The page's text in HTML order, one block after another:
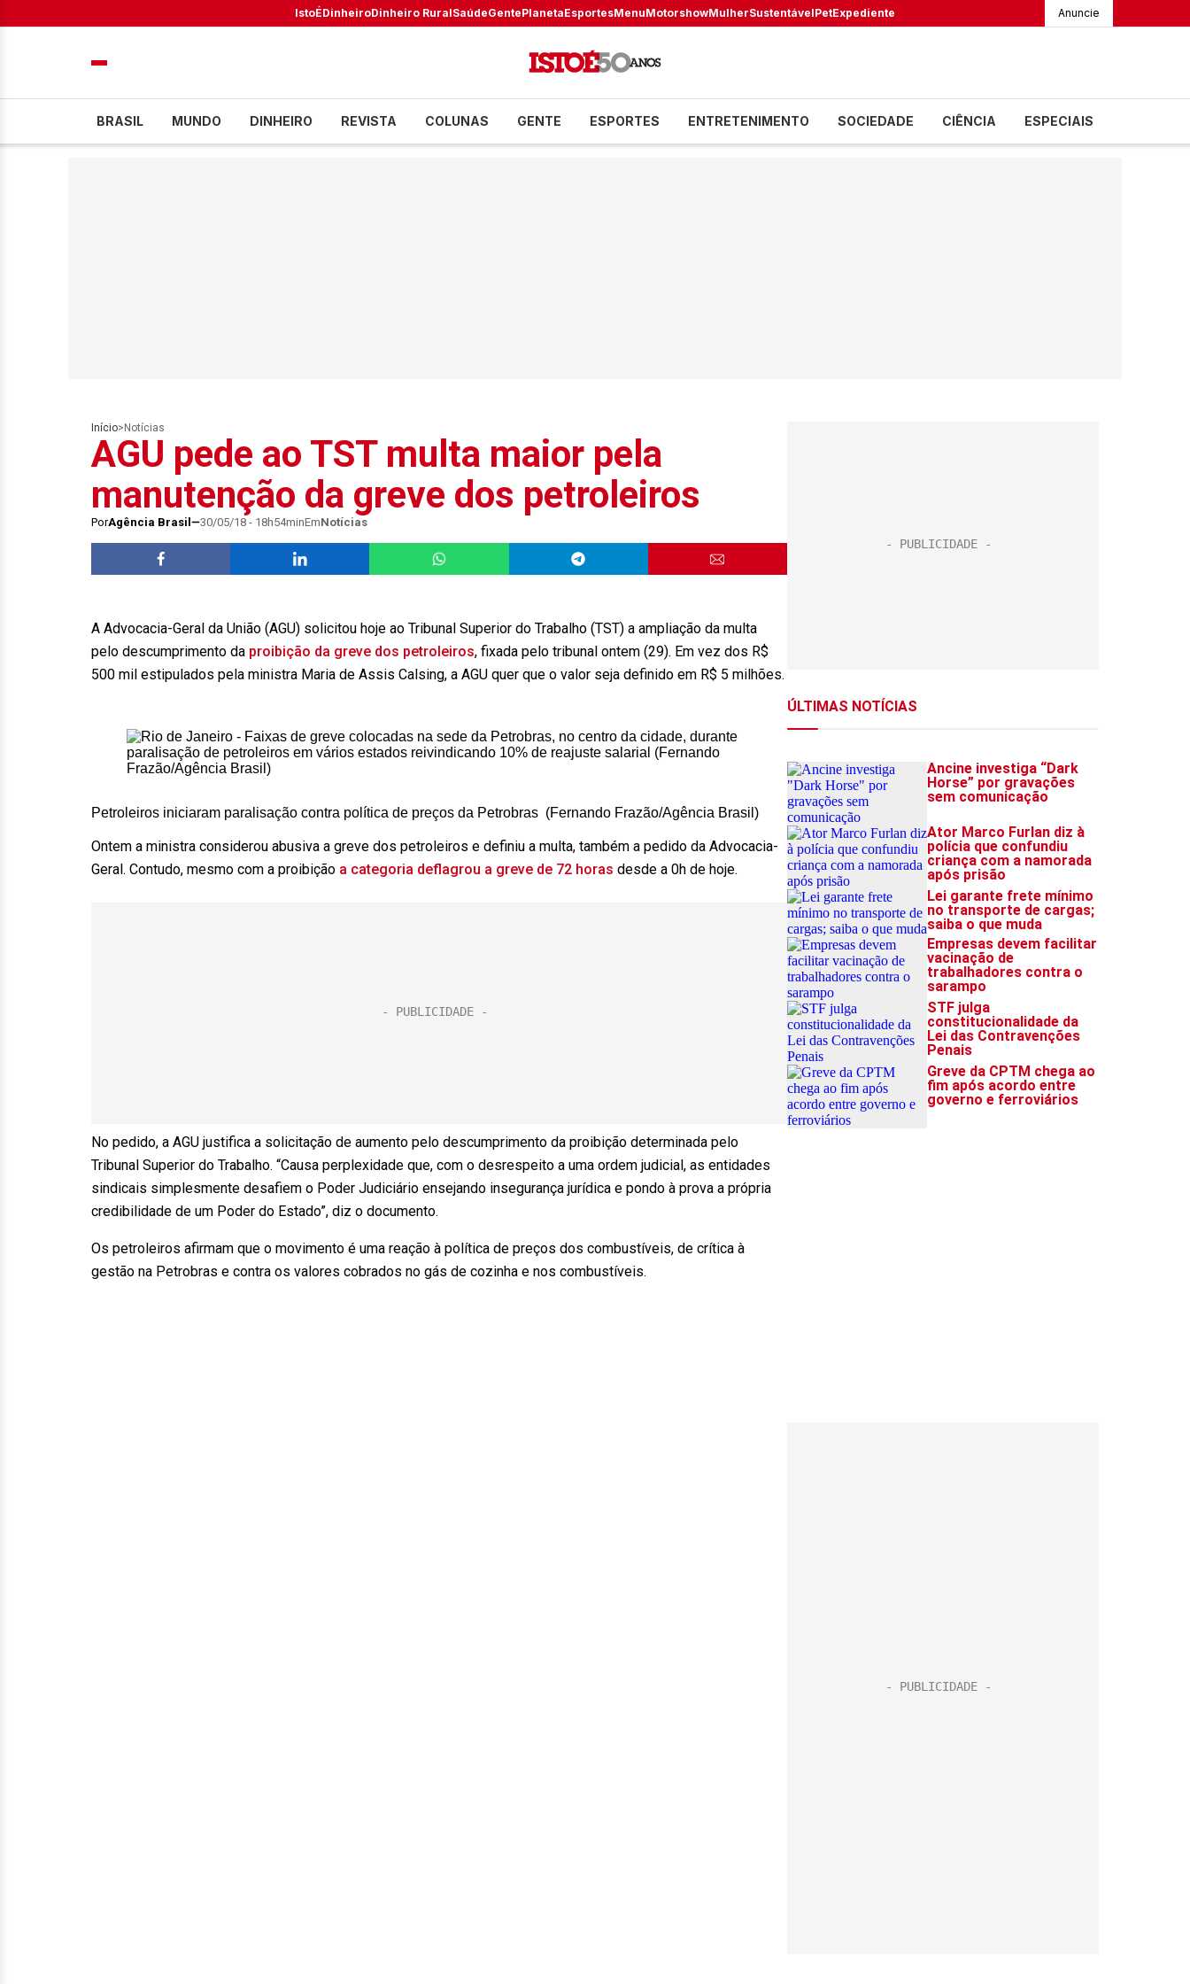
IstoÉDinheiroDinheiro RuralSaúdeGentePlanetaEsportesMenuMotorshowMulherSustentávelPetExpediente Anuncie
BRASIL MUNDO DINHEIRO REVISTA COLUNAS GENTE ESPORTES ENTRETENIMENTO SOCIEDADE CIÊNCIA ESPECIAIS
Início> Notícias
AGU pede ao TST multa maior pela
manutenção da greve dos petroleiros
PorAgência Brasil 30/05/18 - 18h54minEmNotícias
A Advocacia-Geral da União (AGU) solicitou hoje ao Tribunal Superior do Trabalho (TST) a ampliação da multa
pelo descumprimento da proibição da greve dos petroleiros, fixada pelo tribunal ontem (29). Em vez dos R$
500 mil estipulados pela ministra Maria de Assis Calsing, a AGU quer que o valor seja definido em R$ 5 milhões.
Petroleiros iniciaram paralisação contra política de preços da Petrobras (Fernando Frazão/Agência Brasil)
Ontem a ministra considerou abusiva a greve dos petroleiros e definiu a multa, também a pedido da Advocacia-
Geral. Contudo, mesmo com a proibição a categoria deflagrou a greve de 72 horas desde a 0h de hoje.
No pedido, a AGU justifica a solicitação de aumento pelo descumprimento da proibição determinada pelo
Tribunal Superior do Trabalho. “Causa perplexidade que, com o desrespeito a uma ordem judicial, as entidades
sindicais simplesmente desafiem o Poder Judiciário ensejando insegurança jurídica e pondo à prova a própria
credibilidade de um Poder do Estado”, diz o documento.
Os petroleiros afirmam que o movimento é uma reação à política de preços dos combustíveis, de crítica à
gestão na Petrobras e contra os valores cobrados no gás de cozinha e nos combustíveis.